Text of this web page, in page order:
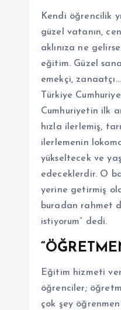
Kendi öğrencilik
güzel vatanın,
aklınıza ne
eğitim. Güzel
emekçi,
Türkiye
Cumhuriyetin ilk
hızla ilerlemiş,
ilerlemenin
yükseltecek ve
edeceklerdir. O
yerine getirmiş
buradan rahmet
istiyorum” dedi.
Eğitim hizmeti
öğrenciler;
çok şey